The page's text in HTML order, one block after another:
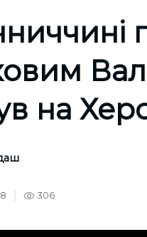
на
306